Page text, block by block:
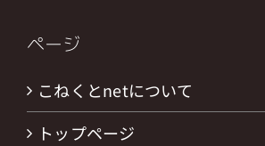
ページ
こねくとnetについて
トップページ